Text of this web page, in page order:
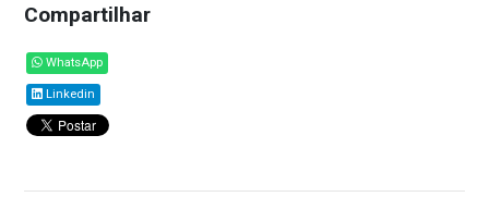
Compartilhar
WhatsApp
Linkedin